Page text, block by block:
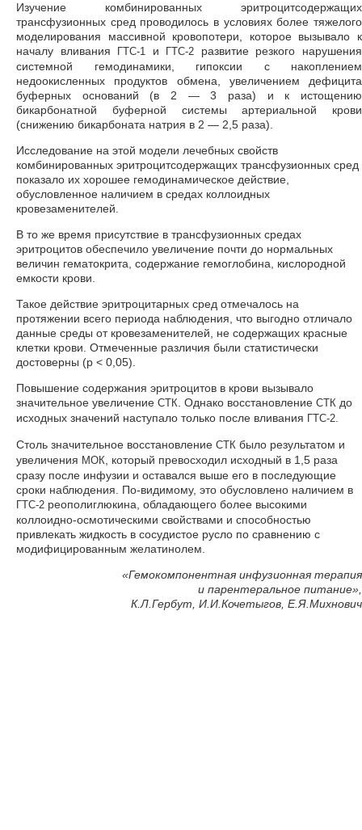
Изучение комбинированных эритроцитсодержащих
трансфузионных сред проводилось в условиях более тяжелого
моделирования массивной кровопотери, которое вызывало к
началу вливания
ГТС-1 и ГТС-2 развитие резкого нарушения
системной гемодинамики, гипоксии с накоплением
недоокисленных продуктов обмена, увеличением дефицита
буферных оснований (в 2 — 3 раза) и к истощению
бикарбонатной буферной системы артериальной крови
(снижению бикарбоната натрия в 2 — 2,5 раза).
Исследование на этой модели лечебных свойств
комбинированных эритроцитсодержащих трансфузионных сред
показало их хорошее гемодинамическое действие,
обусловленное наличием в средах коллоидных
кровезаменителей.
В то же время присутствие в трансфузионных средах
эритроцитов обеспечило увеличение почти до нормальных
величин гематокрита, содержание гемоглобина, кислородной
емкости крови.
Такое действие эритроцитарных сред отмечалось на
протяжении всего периода наблюдения, что выгодно отличало
данные среды от кровезаменителей, не содержащих красные
клетки крови. Отмеченные различия были статистически
достоверны (р < 0,05).
Повышение содержания эритроцитов в крови вызывало
значительное увеличение СТК . Однако восстановление СТК до
исходных значений наступало только после вливания
ГТС-2
Столь значительное восстановление СТК было результатом и
увеличения МОК , который превосходил исходный в 1,5 раза
сразу после инфузии и оставался выше его в последующие
сроки наблюдения. По-видимому, это обусловлено наличием в
ГТС-2 реополиглюкина, обладающего более высокими
коллоидно-осмотическими свойствами и способностью
привлекать жидкость в сосудистое русло по сравнению с
модифицированным желатинолем.
«Гемокомпонентная инфузионная терапия
и парентеральное питание»,
К.Л.Гербут, И.И.Кочетыгов, Е.Я.Михнович